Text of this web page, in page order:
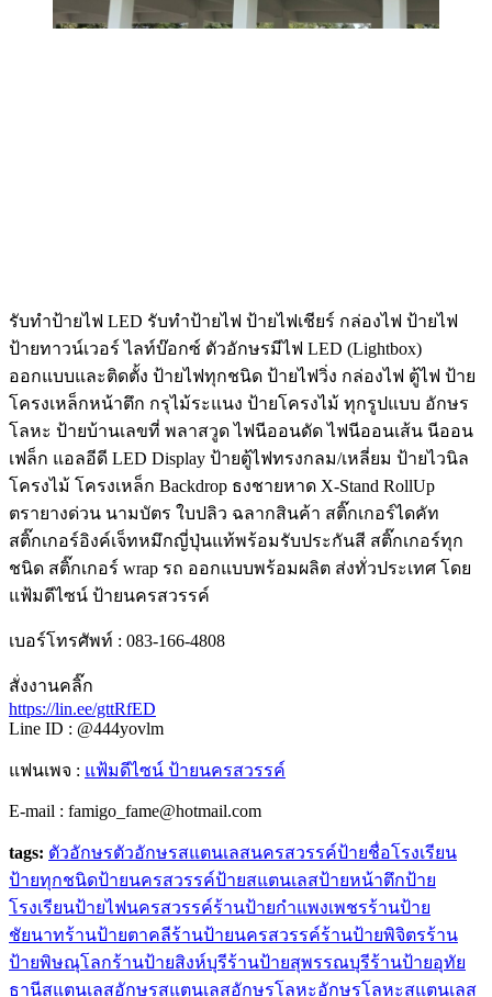
รับทําป้ายไฟ LED รับทำป้ายไฟ ป้ายไฟเชียร์ กล่องไฟ ป้ายไฟ
ป้ายทาวน์เวอร์ ไลท์บ๊อกซ์ ตัวอักษรมีไฟ LED (Lightbox)
ออกแบบและติดตั้ง ป้ายไฟทุกชนิด ป้ายไฟวิ่ง กล่องไฟ ตู้ไฟ ป้าย
โครงเหล็กหน้าตึก กรุไม้ระแนง ป้ายโครงไม้ ทุกรูปแบบ อักษร
โลหะ ป้ายบ้านเลขที่ พลาสวูด ไฟนีออนดัด ไฟนีออนเส้น นีออน
เฟล็ก แอลอีดี LED Display ป้ายตู้ไฟทรงกลม/เหลี่ยม ป้ายไวนิล
โครงไม้ โครงเหล็ก Backdrop ธงชายหาด X-Stand RollUp
ตรายางด่วน นามบัตร ใบปลิว ฉลากสินค้า สติ๊กเกอร์ไดคัท
สติ๊กเกอร์อิงค์เจ็ทหมึกญี่ปุ่นแท้พร้อมรับประกันสี สติ๊กเกอร์ทุก
ชนิด สติ๊กเกอร์ wrap รถ ออกแบบพร้อมผลิต ส่งทั่วประเทศ โดย
แฟ้มดีไซน์ ป้ายนครสวรรค์
เบอร์โทรศัพท์ : 083-166-4808
สั่งงานคลิ๊ก
https://lin.ee/gttRfED
Line ID : @444yovlm
แฟนเพจ : แฟ้มดีไซน์ ป้ายนครสวรรค์
E-mail : famigo_fame@hotmail.com
tags: ตัวอักษรตัวอักษรสแตนเลสนครสวรรค์ป้ายชื่อโรงเรียน
ป้ายทุกชนิดป้ายนครสวรรค์ป้ายสแตนเลสป้ายหน้าตึกป้าย
โรงเรียนป้ายไฟนครสวรรค์ร้านป้ายกำแพงเพชรร้านป้าย
ชัยนาทร้านป้ายตาคลีร้านป้ายนครสวรรค์ร้านป้ายพิจิตรร้าน
ป้ายพิษณุโลกร้านป้ายสิงห์บุรีร้านป้ายสุพรรณบุรีร้านป้ายอุทัย
ธานีสแตนเลสอักษรสแตนเลสอักษรโลหะอักษรโลหะสแตนเลส